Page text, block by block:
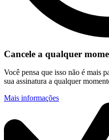
Cancele a qualquer
Você pensa que isso não é mais
sua assinatura a qualquer
Mais informações